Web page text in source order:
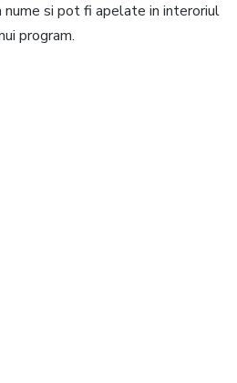
si pot fi apelate in interoriul
program.